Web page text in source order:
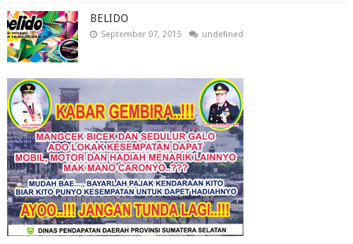
BELIDO
September 07, 2015 undefined